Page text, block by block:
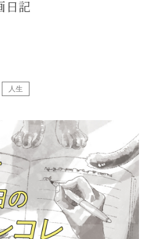
日記
人生